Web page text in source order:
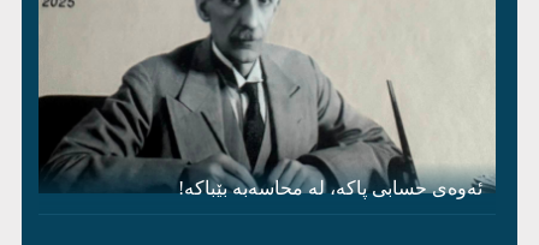
ئەوەی حسابی پاکە، لە محاسەبە بێباکە!